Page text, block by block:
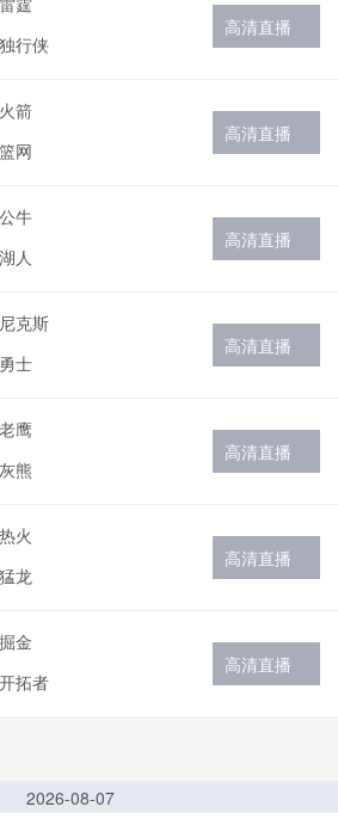
独行侠
高清直播
火箭
篮网
高清直播
公牛
湖人
高清直播
尼克斯
勇士
高清直播
老鹰
灰熊
高清直播
热火
猛龙
高清直播
掘金
开拓者
高清直播
2026-08-07